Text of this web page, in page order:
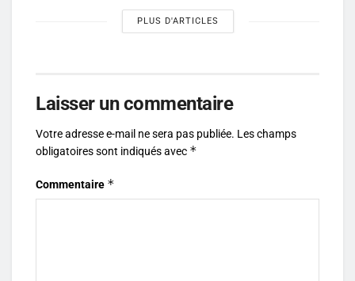
PLUS D'ARTICLES
Laisser un commentaire
Votre adresse e-mail ne sera pas publiée. Les champs
obligatoires sont indiqués avec *
Commentaire *